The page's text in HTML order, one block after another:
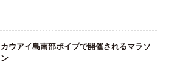
カウアイ島南部ポイプで開催されるマラソ
ン